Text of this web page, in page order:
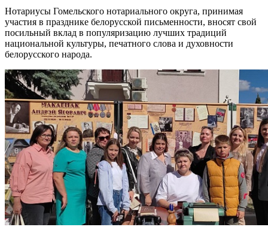
Нотариусы Гомельского нотариального округа, принимая
участия в празднике белорусской письменности, вносят свой
посильный вклад в популяризацию лучших традиций
национальной культуры, печатного слова и духовности
белорусского народа.